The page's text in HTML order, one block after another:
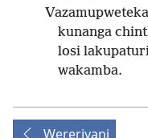
kunanga
losi
wakamba.
Wereriyani